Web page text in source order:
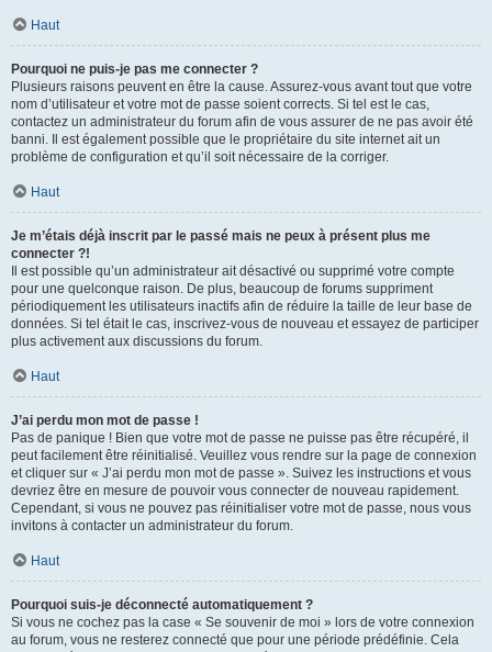
Haut
Pourquoi ne puis-je pas me connecter ?
Plusieurs raisons peuvent en être la cause. Assurez-vous avant tout que votre
nom d’utilisateur et votre mot de passe soient corrects. Si tel est le cas,
contactez un administrateur du forum afin de vous assurer de ne pas avoir été
banni. Il est également possible que le propriétaire du site internet ait un
problème de configuration et qu’il soit nécessaire de la corriger.
Haut
Je m’étais déjà inscrit par le passé mais ne peux à présent plus me
connecter ?!
Il est possible qu’un administrateur ait désactivé ou supprimé votre compte
pour une quelconque raison. De plus, beaucoup de forums suppriment
périodiquement les utilisateurs inactifs afin de réduire la taille de leur base de
données. Si tel était le cas, inscrivez-vous de nouveau et essayez de participer
plus activement aux discussions du forum.
Haut
J’ai perdu mon mot de passe !
Pas de panique ! Bien que votre mot de passe ne puisse pas être récupéré, il
peut facilement être réinitialisé. Veuillez vous rendre sur la page de connexion
et cliquer sur « J’ai perdu mon mot de passe ». Suivez les instructions et vous
devriez être en mesure de pouvoir vous connecter de nouveau rapidement.
Cependant, si vous ne pouvez pas réinitialiser votre mot de passe, nous vous
invitons à contacter un administrateur du forum.
Haut
Pourquoi suis-je déconnecté automatiquement ?
Si vous ne cochez pas la case « Se souvenir de moi » lors de votre connexion
au forum, vous ne resterez connecté que pour une période prédéfinie. Cela